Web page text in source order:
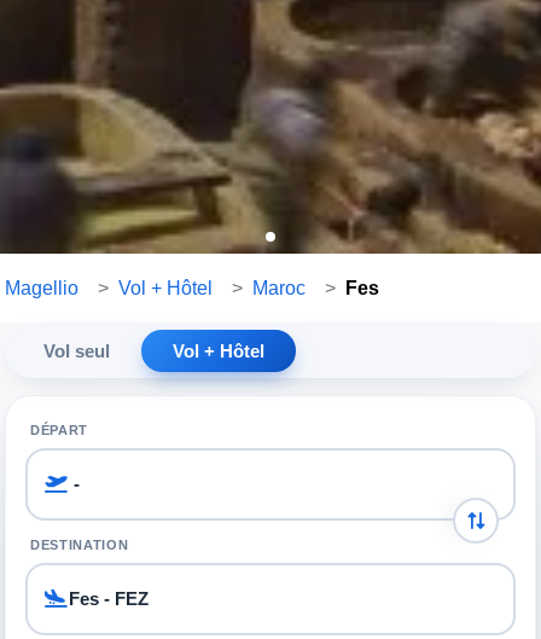
Magellio > Vol + Hôtel > Maroc > Fes
Vol seul Vol + Hôtel
DÉPART
DESTINATION